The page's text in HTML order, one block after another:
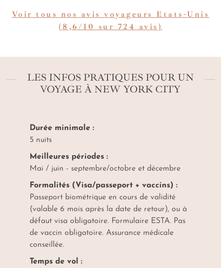
Voir tous nos avis voyageurs Etats-Unis
(8,6/10 sur 724 avis)
LES INFOS PRATIQUES POUR UN
VOYAGE À NEW YORK CITY
Durée minimale :
5 nuits
Meilleures périodes :
Mai / juin - septembre/octobre et décembre
Formalités (Visa/passeport + vaccins) :
Passeport biométrique en cours de validité
(valable 6 mois après la date de retour), ou à
défaut visa obligatoire. Formulaire ESTA. Pas
de vaccin obligatoire. Assurance médicale
conseillée.
Temps de vol :